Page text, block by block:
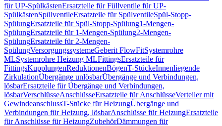
für UP-SpülkästenErsatzteile für Füllventile für UP-
SpülkästenSpülventileErsatzteile für SpülventileSpül-Stopp-
SpülungErsatzteile für Spül-Stopp-Spülung1-Mengen-
SpülungErsatzteile für 1-Mengen-Spülung2-Mengen-
SpülungErsatzteile für 2-Mengen-
SpülungVersorgungssystemeGeberit FlowFitSystemrohre
MLSystemrohre Heizung MLFittingsErsatzteile für
FittingsKupplungenReduktionenBögenT-StückeInnenliegende
ZirkulationÜbergänge unlösbarÜbergänge und Verbindungen,
lösbarErsatzteile für Übergänge und Verbindungen,
lösbarVerschlüsseAnschlüsseErsatzteile für AnschlüsseVerteiler mit
GewindeanschlussT-Stücke für HeizungÜbergänge und
Verbindungen für Heizung, lösbarAnschlüsse für HeizungErsatzteile
für Anschlüsse für HeizungZubehörDämmungen für